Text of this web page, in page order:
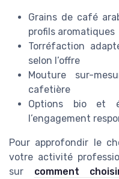
Grains de café
profils aromatiques
Torréfaction
selon l’offre
Mouture sur-
cafetière
Options bio et
l’engagement
Pour approfondir le
votre activité
sur comment